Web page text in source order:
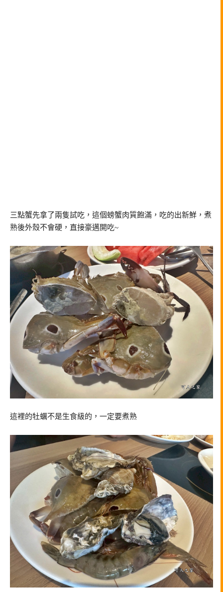
三點蟹先拿了兩隻試吃，這個螃蟹肉質飽滿，吃的出新鮮，煮
熟後外殼不會硬，直接豪邁開吃~
這裡的牡蠣不是生食級的，一定要煮熟